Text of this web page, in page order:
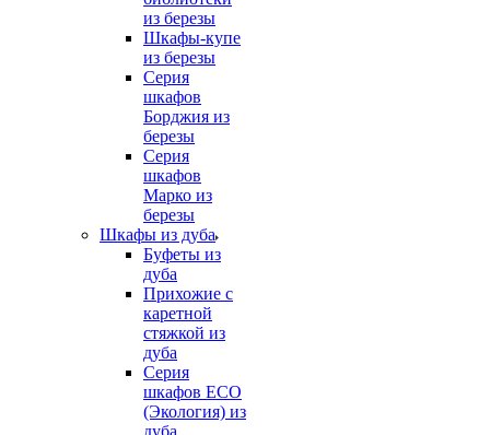
из березы
Шкафы-купе
из березы
Серия
шкафов
Борджия из
березы
Серия
шкафов
Марко из
березы
Шкафы из дуба
Буфеты из
дуба
Прихожие с
каретной
стяжкой из
дуба
Серия
шкафов ECO
(Экология) из
дуба